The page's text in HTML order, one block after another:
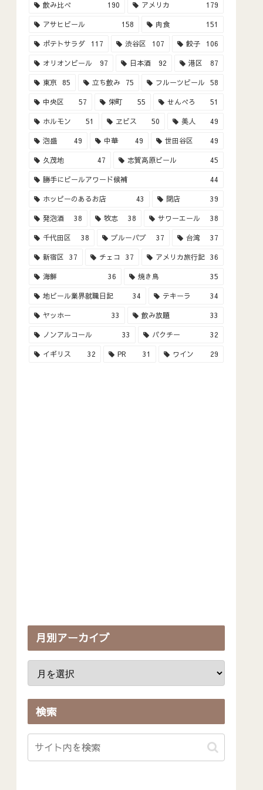
飲み比べ 190 アメリカ 179
アサヒビール 158 肉食 151
ポテトサラダ 117 渋谷区 107 餃子 106
オリオンビール 97 日本酒 92 港区 87
東京 85 立ち飲み 75 フルーツビール 58
中央区 57 栄町 55 せんべろ 51
ホルモン 51 ヱビス 50 美人 49
泡盛 49 中華 49 世田谷区 49
久茂地 47 志賀高原ビール 45
勝手にビールアワード候補 44
ホッピーのあるお店 43 閉店 39
発泡酒 38 牧志 38 サワーエール 38
千代田区 38 ブルーパブ 37 台湾 37
新宿区 37 チェコ 37 アメリカ旅行記 36
海鮮 36 焼き鳥 35
地ビール業界就職日記 34 テキーラ 34
ヤッホー 33 飲み放題 33
ノンアルコール 33 パクチー 32
イギリス 32 PR 31 ワイン 29
月別アーカイブ
検索